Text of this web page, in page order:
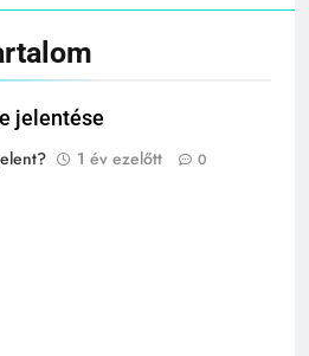
jelentése
1 év ezelőtt 0